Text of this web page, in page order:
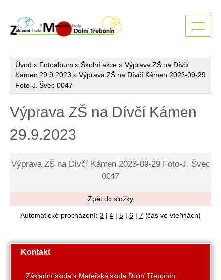
Úvod » Fotoalbum » Školní akce » Výprava ZŠ na Dívčí
Kámen 29.9.2023 » Výprava ZŠ na Dívčí Kámen 2023-09-29
Foto-J. Švec 0047
Výprava ZŠ na Dívčí Kámen
29.9.2023
Výprava ZŠ na Dívčí Kámen 2023-09-29 Foto-J. Švec
0047
Zpět do složky
Automatické procházení: 3 | 4 | 5 | 6 | 7 (čas ve vteřinách)
Kontakt
Základní škola a Mateřská škola Dolní Třebonín